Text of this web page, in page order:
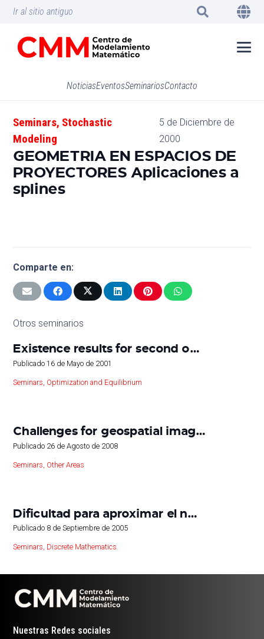
Ir al sitio antiguo
NoticiasEventosSeminariosContacto
Seminars, Stochastic
Modeling
5 de Diciembre de
2000
GEOMETRIA EN ESPACIOS DE
PROYECTORES Aplicaciones a
splines
Comparte en:
Otros seminarios
Existence results for second o…
Publicado16 de Mayo de 2001
Seminars Optimization and Equilibrium
Challenges for geospatial imag…
Publicado 26 de Agosto de 2008
Seminars Other Areas
Dificultad para aproximar el n…
Publicado 8 de Septiembre de 2005
Seminars, Discrete Mathematics
Nuestras Redes sociales